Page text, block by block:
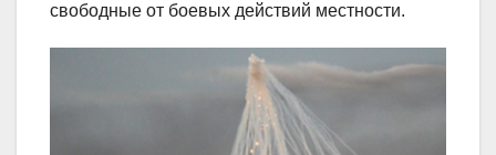
свободные от боевых действий местности.